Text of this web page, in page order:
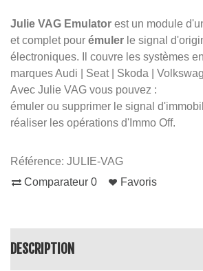
Julie VAG Emulator est un module
et complet pour émuler le signal
électroniques. Il couvre les systèmes en
marques Audi | Seat | Skoda |
Avec Julie VAG vous pouvez :
émuler ou supprimer le signal
réaliser les opérations d'Immo Off.
Référence: JULIE-VAG
Comparateur 0 Favoris
DESCRIPTION